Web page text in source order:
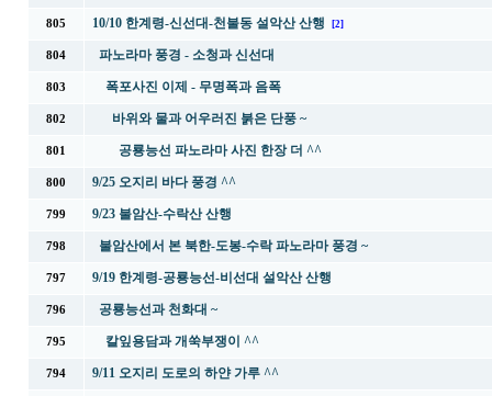
805 10/10 한계령-신선대-천불동 설악산 산행 [2]
804 파노라마 풍경 - 소청과 신선대
803 폭포사진 이제 - 무명폭과 음폭
802 바위와 물과 어우러진 붉은 단풍 ~
801 공룡능선 파노라마 사진 한장 더 ^^
800 9/25 오지리 바다 풍경 ^^
799 9/23 불암산-수락산 산행
798 불암산에서 본 북한-도봉-수락 파노라마 풍경 ~
797 9/19 한계령-공룡능선-비선대 설악산 산행
796 공룡능선과 천화대 ~
795 칼잎용담과 개쑥부쟁이 ^^
794 9/11 오지리 도로의 하얀 가루 ^^